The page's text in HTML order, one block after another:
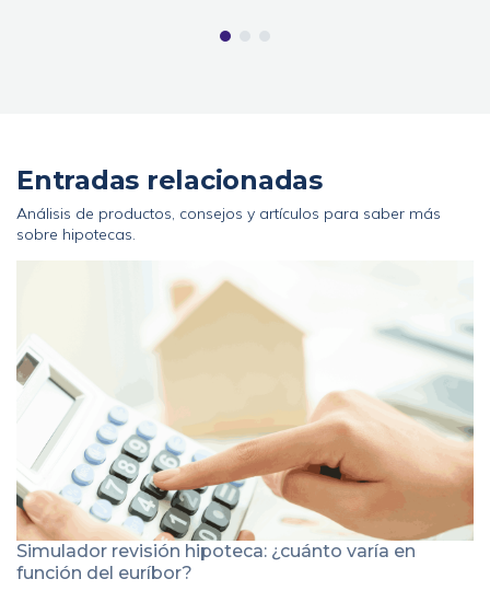
Entradas relacionadas
Análisis de productos, consejos y artículos para saber más
sobre hipotecas.
Simulador revisión hipoteca: ¿cuánto varía en
función del euríbor?